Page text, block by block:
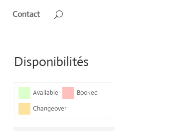
Contact
Disponibilités
Available
Booked
Changeover